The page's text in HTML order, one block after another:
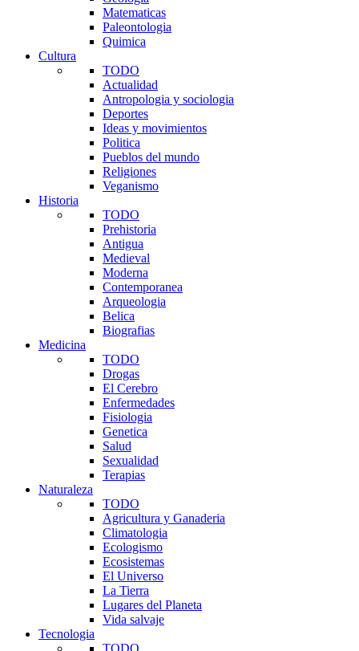
Matematicas
Paleontologia
Quimica
Cultura
TODO
Actualidad
Antropologia y sociologia
Deportes
Ideas y movimientos
Politica
Pueblos del mundo
Religiones
Veganismo
Historia
TODO
Prehistoria
Antigua
Medieval
Moderna
Contemporanea
Arqueologia
Belica
Biografias
Medicina
TODO
Drogas
El Cerebro
Enfermedades
Fisiologia
Genetica
Salud
Sexualidad
Terapias
Naturaleza
TODO
Agricultura y Ganaderia
Climatologia
Ecologismo
Ecosistemas
El Universo
La Tierra
Lugares del Planeta
Vida salvaje
Tecnologia
TODO